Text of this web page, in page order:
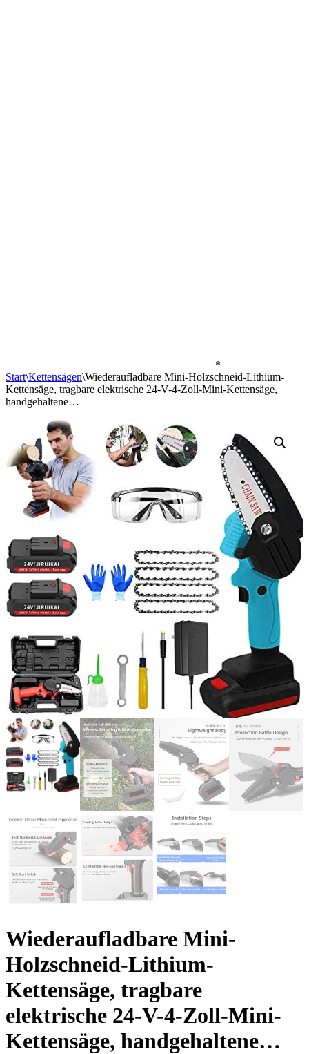
*
Start\Kettensägen\Wiederaufladbare Mini-Holzschneid-Lithium-
Kettensäge, tragbare elektrische 24-V-4-Zoll-Mini-Kettensäge,
handgehaltene…
Wiederaufladbare Mini-
Holzschneid-Lithium-
Kettensäge, tragbare
elektrische 24-V-4-Zoll-Mini-
Kettensäge, handgehaltene…